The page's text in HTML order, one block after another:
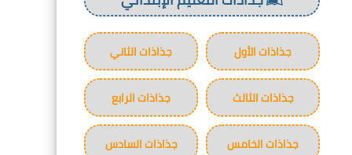
جذاذات الأول جذاذات الثاني
جذاذات الثالث جذاذات الرابع
جذاذات الخامس جذاذات السادس